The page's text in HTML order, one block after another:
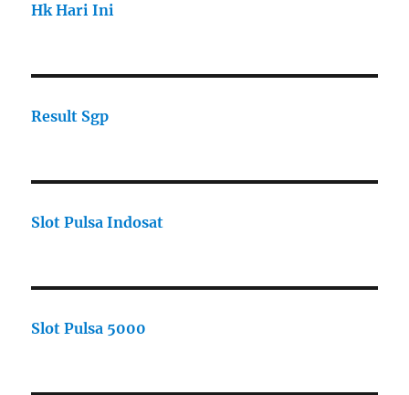
Hk Hari Ini
Result Sgp
Slot Pulsa Indosat
Slot Pulsa 5000